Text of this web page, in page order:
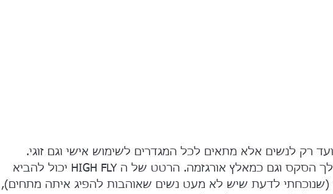
רק לנשים אלא מתאים לכל המגדרים לשימוש אישי וגם זוגי.
כפורפליי, כטיזינג במהלך הסקס וגם כמאלץ אורגזמה. הרטט של ה HIGH FLY יכול להביא
(שנוכחתי לדעת שיש לא מעט נשים שאוהבות להפיג איתה מתחים),